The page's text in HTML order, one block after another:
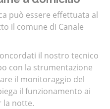
può essere effettuata al
il comune di Canale
il nostro tecnico
con la strumentazione
il monitoraggio del
il funzionamento ai
la notte.